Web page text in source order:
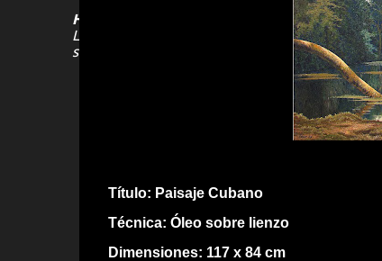
Hanoi Martínez León
nació en Ciudad de la
Latinoamérica, Europa y los Estados Unidos,
sido publicada en diversos medios como
Título: Paisaje Cubano
Técnica: Óleo sobre lienzo
Dimensiones: 117 x 84 cm